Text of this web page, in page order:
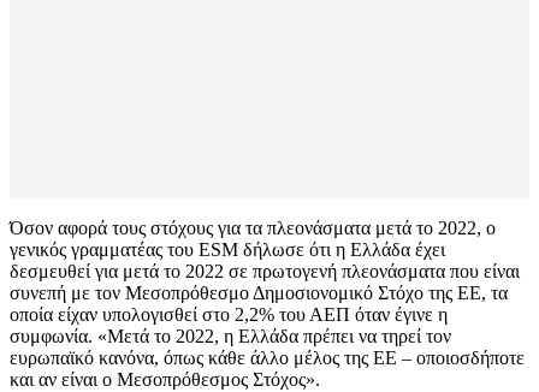
Όσον αφορά τους στόχους για τα πλεονάσματα μετά το 2022, ο
γενικός γραμματέας του ESM δήλωσε ότι η Ελλάδα έχει
δεσμευθεί για μετά το 2022 σε πρωτογενή πλεονάσματα που είναι
συνεπή με τον Μεσοπρόθεσμο Δημοσιονομικό Στόχο της ΕΕ, τα
οποία είχαν υπολογισθεί στο 2,2% του ΑΕΠ όταν έγινε η
συμφωνία. «Μετά το 2022, η Ελλάδα πρέπει να τηρεί τον
ευρωπαϊκό κανόνα, όπως κάθε άλλο μέλος της ΕΕ – οποιοσδήποτε
και αν είναι ο Μεσοπρόθεσμος Στόχος».